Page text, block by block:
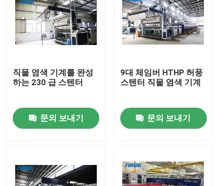
제품
직물 염색 기계를 완성
하는 230 급 스텐터
문의 보내기
9대 체임버 HTHP 허풍
스텐터 직물 염색 기계
문의 보내기